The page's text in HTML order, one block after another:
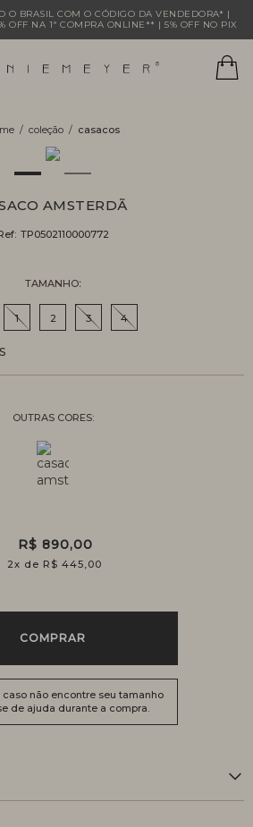
O BRASIL COM O CÓDIGO DA VENDEDORA* |
OFF NA 1ª COMPRA ONLINE** | 5% OFF NO PIX
coleção casacos
AMSTERDÃ
TP0502110000772
TAMANHO
1 2 3 4
R$ 890,00
2x R$ 445,00
COMPRAR
não encontre seu tamanho
de ajuda durante a compra.